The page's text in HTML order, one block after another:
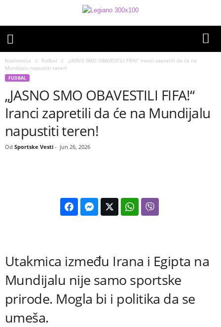
Naslovnica Fudbal
„JASNO SMO OBAVESTILI FIFA!“ Iranci zapretili da će na
Mundijalu napustiti teren!
FUDBAL
„JASNO SMO OBAVESTILI FIFA!“
Iranci zapretili da će na Mundijalu
napustiti teren!
Od Sportske Vesti - jun 26, 2026
Utakmica između Irana i Egipta na
Mundijalu nije samo sportske
prirode. Mogla bi i politika da se
umeša.